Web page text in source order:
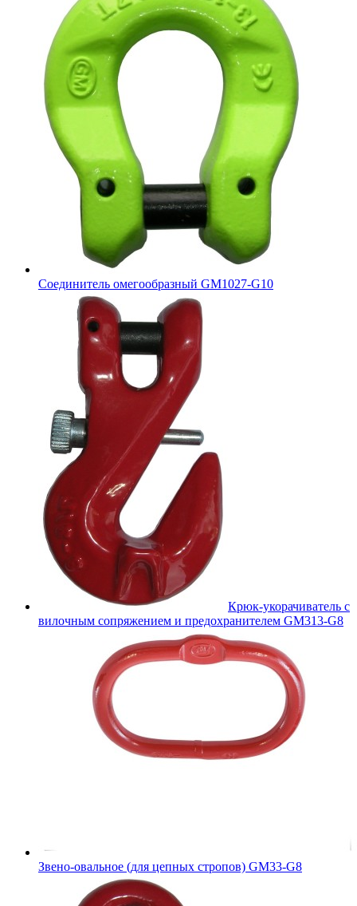
Соединитель омегообразный GM1027-G10
Крюк-укорачиватель с
вилочным сопряжением и предохранителем GM313-G8
Звено-овальное (для цепных стропов) GM33-G8